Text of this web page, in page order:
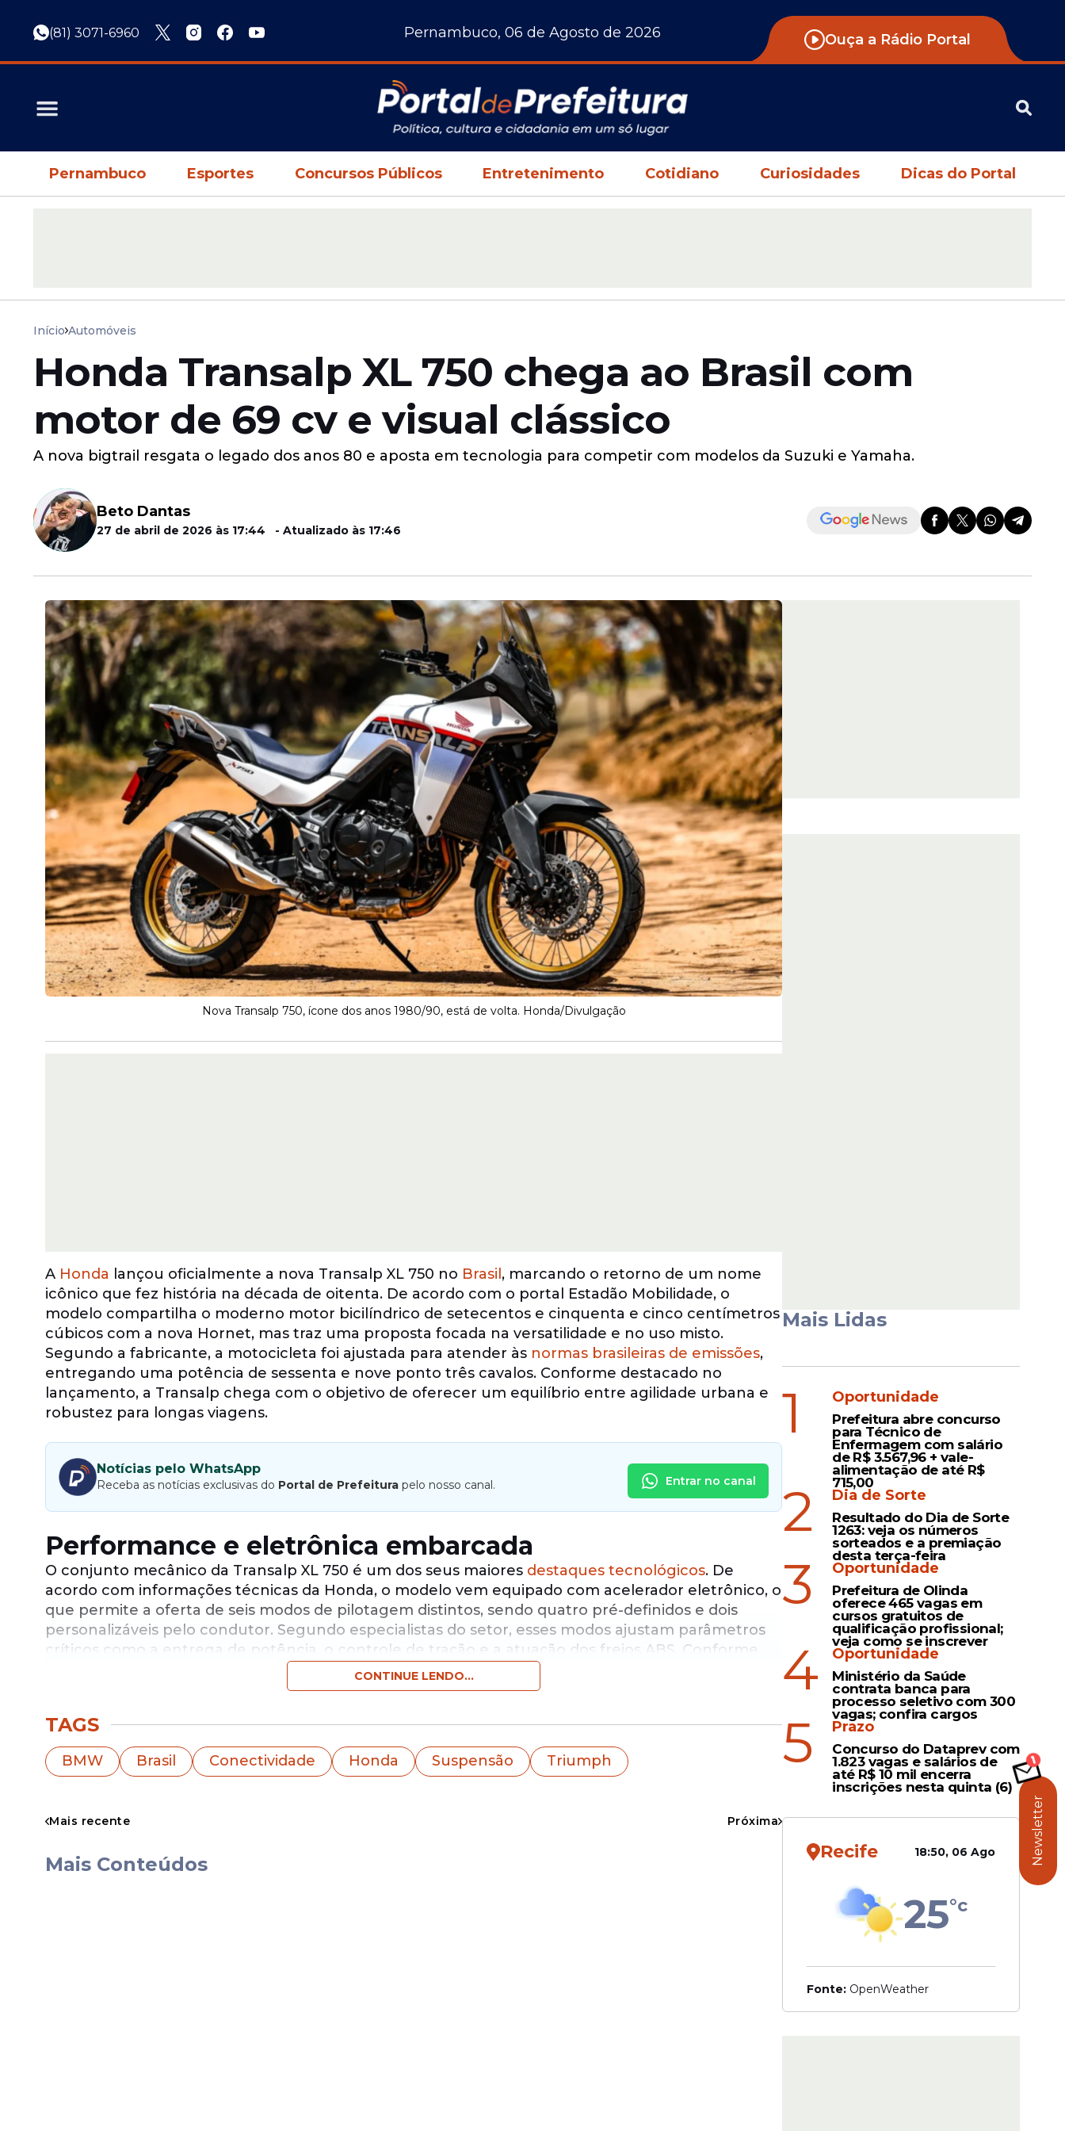
(81) 3071-6960 Pernambuco, 06 de Agosto de 2026 Ouça a Rádio Portal
Pernambuco Esportes Concursos Públicos Entretenimento Cotidiano Curiosidades Dicas do Portal
Início Automóveis
Honda Transalp XL 750 chega ao Brasil com
motor de 69 cv e visual clássico
A nova bigtrail resgata o legado dos anos 80 e aposta em tecnologia para competir com modelos da Suzuki e Yamaha.
Beto Dantas
27 de abril de 2026 às 17:44 - Atualizado às 17:46
Nova Transalp 750, ícone dos anos 1980/90, está de volta. Honda/Divulgação
A Honda lançou oficialmente a nova Transalp XL 750 no Brasil , marcando o retorno de um nome
icônico que fez história na década de oitenta. De acordo com o portal Estadão Mobilidade, o
modelo compartilha o moderno motor bicilíndrico de setecentos e cinquenta e cinco centímetros
cúbicos com a nova Hornet, mas traz uma proposta focada na versatilidade e no uso misto.
Segundo a fabricante, a motocicleta foi ajustada para atender às normas brasileiras de emissões,
entregando uma potência de sessenta e nove ponto três cavalos. Conforme destacado no
lançamento, a Transalp chega com o objetivo de oferecer um equilíbrio entre agilidade urbana e
robustez para longas viagens.
Notícias pelo WhatsApp
Receba as notícias exclusivas do Portal de Prefeitura pelo nosso canal. Entrar no canal
Performance e eletrônica embarcada
O conjunto mecânico da Transalp XL 750 é um dos seus maiores destaques tecnológicos. De
acordo com informações técnicas da Honda, o modelo vem equipado com acelerador eletrônico, o
que permite a oferta de seis modos de pilotagem distintos, sendo quatro pré-definidos e dois
personalizáveis pelo condutor. Segundo especialistas do setor, esses modos ajustam parâmetros
críticos como a entrega de potência, o controle de tração e a atuação dos freios ABS. Conforme
detalhado pela marca, a motocicleta também conta com embreagem assistida e deslizante,
garantindo trocas de marcha mais suaves e maior segurança em reduções bruscas de velocidade.
CONTINUE LENDO...
TAGS
BMW Brasil Conectividade Honda Suspensão Triumph
Mais recente Próxima
Mais Conteúdos
Mais Lidas
1 Oportunidade
Prefeitura abre concurso
para Técnico de
Enfermagem com salário
de R$ 3.567,96 + vale-
alimentação de até R$
715,00
2 Dia de Sorte
Resultado do Dia de Sorte
1263: veja os números
sorteados e a premiação
desta terça-feira
3 Oportunidade
Prefeitura de Olinda
oferece 465 vagas em
cursos gratuitos de
qualificação profissional;
veja como se inscrever
4 Oportunidade
Ministério da Saúde
contrata banca para
processo seletivo com 300
vagas; confira cargos
5 Prazo
Concurso do Dataprev com
1.823 vagas e salários de
até R$ 10 mil encerra
inscrições nesta quinta (6)
Recife 18:50, 06 Ago
25°c
Fonte: OpenWeather
Newsletter